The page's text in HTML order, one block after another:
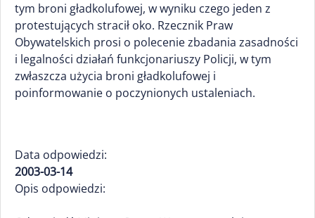
tym broni gładkolufowej, w wyniku czego jeden z
protestujących stracił oko. Rzecznik Praw
Obywatelskich prosi o polecenie zbadania zasadności
i legalności działań funkcjonariuszy Policji, w tym
zwłaszcza użycia broni gładkolufowej i
poinformowanie o poczynionych ustaleniach.
Data odpowiedzi:
2003-03-14
Opis odpowiedzi: